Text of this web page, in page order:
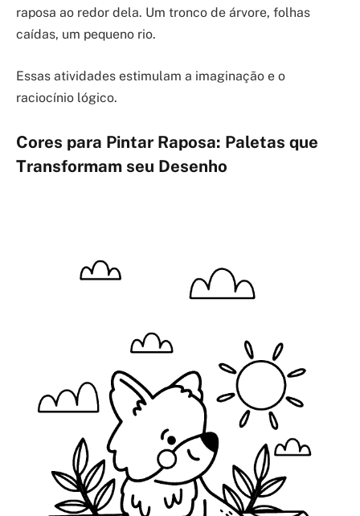
raposa ao redor dela. Um tronco de árvore, folhas
caídas, um pequeno rio.
Essas atividades estimulam a imaginação e o
raciocínio lógico.
Cores para Pintar Raposa: Paletas que
Transformam seu Desenho